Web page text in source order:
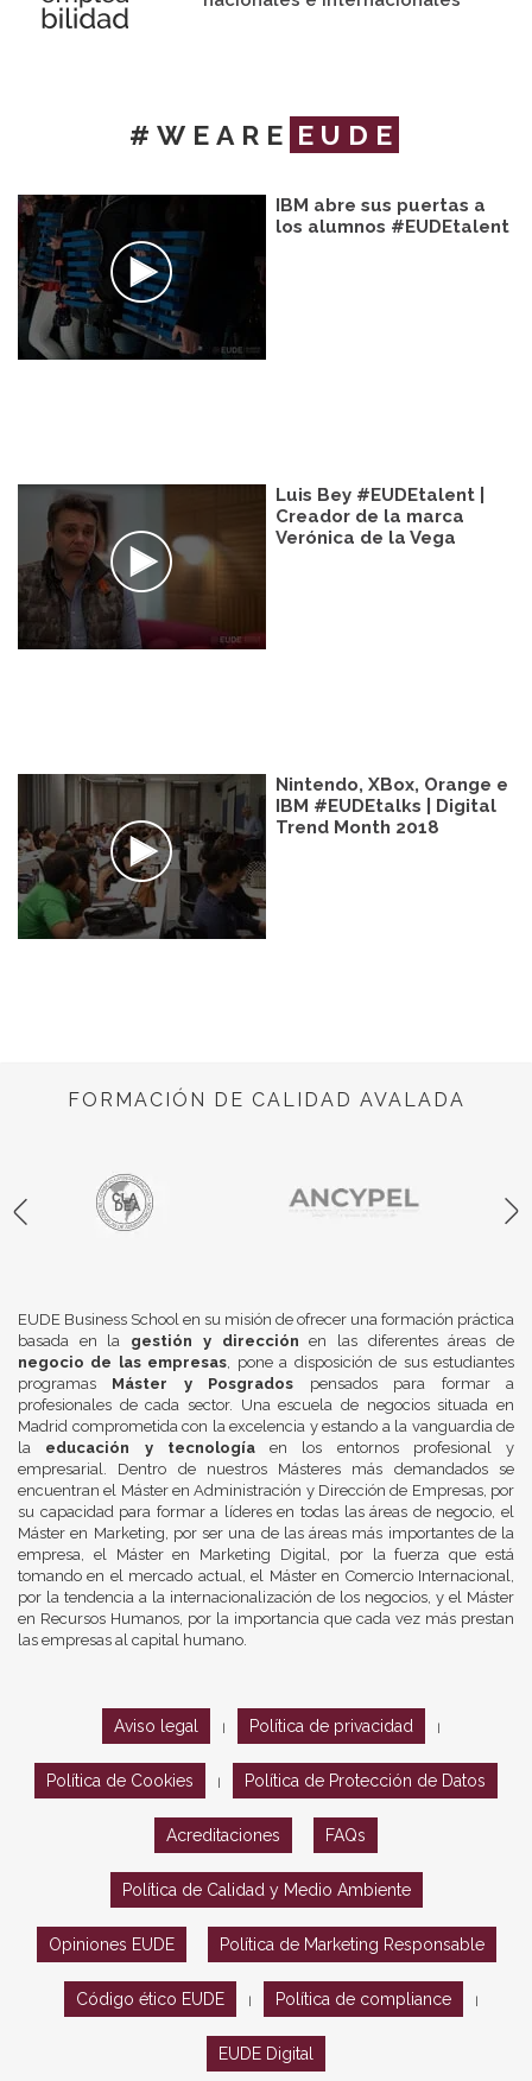
#WEARE EUDE
IBM abre sus puertas a
los alumnos #EUDEtalent
Luis Bey #EUDEtalent |
Creador de la marca
Verónica de la Vega
Nintendo, XBox, Orange e
IBM #EUDEtalks | Digital
Trend Month 2018
FORMACIÓN DE CALIDAD AVALADA
EUDE Business School en su misión de ofrecer una formación práctica
basada en la gestión y dirección en las diferentes áreas de
negocio de las empresas, pone a disposición de sus estudiantes
programas Máster y Posgrados pensados para formar a
profesionales de cada sector. Una escuela de negocios situada en
Madrid comprometida con la excelencia y estando a la vanguardia de
la educación y tecnologíaen los entornos profesional y
empresarial. Dentro de nuestros Másteres más demandados se
encuentran el Máster en Administración y Dirección de Empresas, por
su capacidad para formar a líderes en todas las áreas de negocio, el
Máster en Marketing, por ser una de las áreas más importantes de la
empresa, el Máster en Marketing Digital, por la fuerza que está
tomando en el mercado actual, el Máster en Comercio Internacional,
por la tendencia a la internacionalización de los negocios, y el Máster
en Recursos Humanos, por la importancia que cada vez más prestan
las empresas al capital humano.
Aviso legal Política de privacidad
Política de Cookies Política de Protección de Datos
Acreditaciones FAQs
Política de Calidad y Medio Ambiente
Opiniones EUDE Política de Marketing Responsable
Código ético EUDE Política de compliance
EUDE Digital